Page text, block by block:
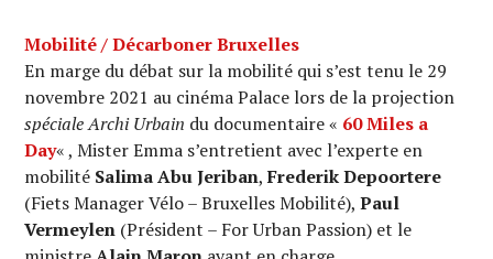
Mobilité / Décarboner Bruxelles
En marge du débat sur la mobilité qui s’est tenu le 29
novembre 2021 au cinéma Palace lors de la projection
spéciale Archi Urbain du documentaire « 60 Miles a
Day« , Mister Emma s’entretient avec l’experte en
mobilité Salima Abu Jeriban,Frederik Depoortere
(Fiets Manager Vélo – Bruxelles Mobilité),Paul
Vermeylen (Président – For Urban Passion) et le